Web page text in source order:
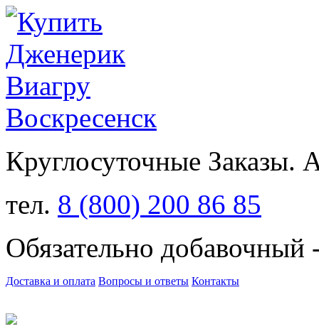
Круглосуточные Заказы.
тел. 8 (800) 200 86 85
Обязательно добавочный
Доставка и оплата Вопросы и ответы Контакты